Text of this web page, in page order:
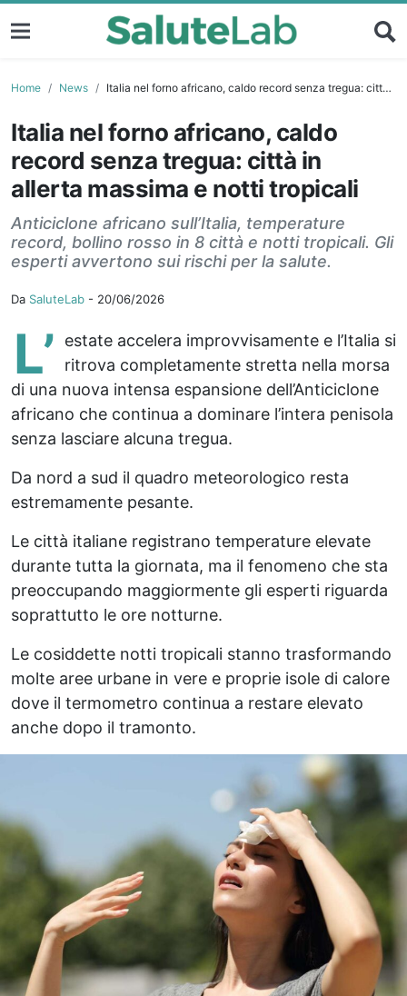
Home News Italia nel forno africano, caldo record senza tregua: città in allerta massima e notti tropicali
Italia nel forno africano, caldo
record senza tregua: città in
allerta massima e notti tropicali
Anticiclone africano sull’Italia, temperature
record, bollino rosso in 8 città e notti tropicali. Gli
esperti avvertono sui rischi per la salute.
Da SaluteLab - 20/06/2026
L’
estate accelera improvvisamente e l’Italia si
ritrova completamente stretta nella morsa
di una nuova intensa espansione dell’Anticiclone
africano che continua a dominare l’intera penisola
senza lasciare alcuna tregua.
Da nord a sud il quadro meteorologico resta
estremamente pesante.
Le città italiane registrano temperature elevate
durante tutta la giornata, ma il fenomeno che sta
preoccupando maggiormente gli esperti riguarda
soprattutto le ore notturne.
Le cosiddette notti tropicali stanno trasformando
molte aree urbane in vere e proprie isole di calore
dove il termometro continua a restare elevato
anche dopo il tramonto.